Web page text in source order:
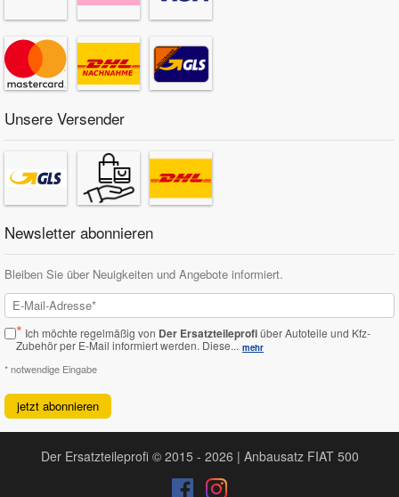
Unsere Versender
Newsletter abonnieren
Bleiben Sie über Neuigkeiten und Angebote informiert.
* Ich möchte regelmäßig von Der Ersatzteileprofiüber Autoteile und Kfz-
Zubehör per E-Mail informiert werden. Diese... mehr
* notwendige Eingabe
jetzt abonnieren
Der Ersatzteileprofi © 2015 - 2026 | Anbausatz FIAT 500